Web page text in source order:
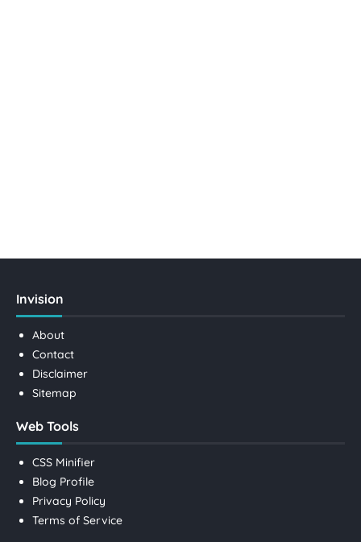
Invision
About
Contact
Disclaimer
Sitemap
Web Tools
CSS Minifier
Blog Profile
Privacy Policy
Terms of Service